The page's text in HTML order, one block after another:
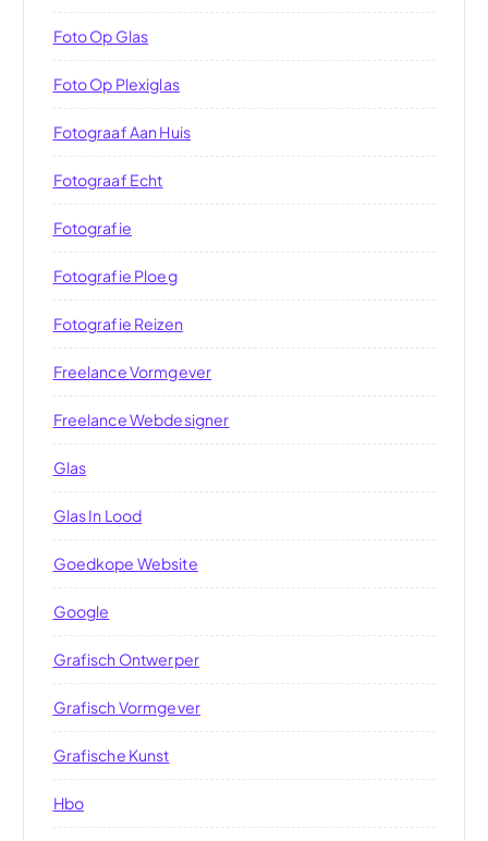
Foto Op Glas
Foto Op Plexiglas
Fotograaf Aan Huis
Fotograaf Echt
Fotografie
Fotografie Ploeg
Fotografie Reizen
Freelance Vormgever
Freelance Webdesigner
Glas
Glas In Lood
Goedkope Website
Google
Grafisch Ontwerper
Grafisch Vormgever
Grafische Kunst
Hbo